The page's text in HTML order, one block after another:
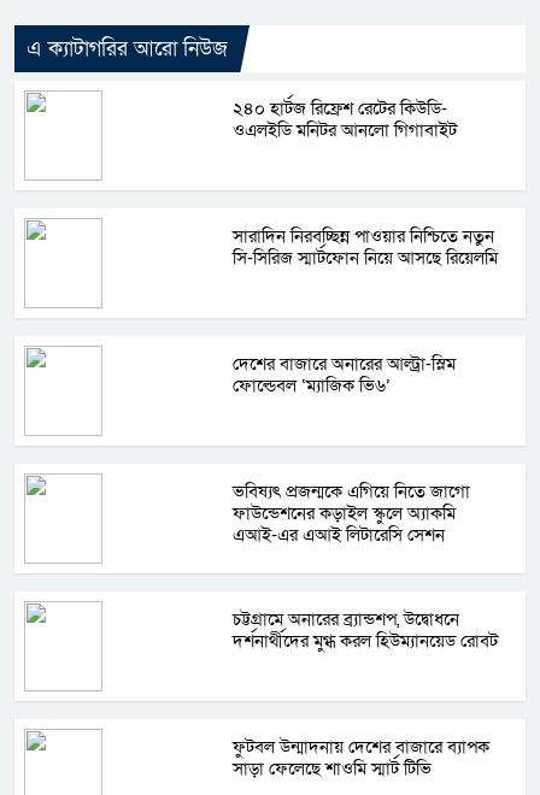
এ ক্যাটাগরির আরো নিউজ
২৪০ হার্টজ রিফ্রেশ রেটের কিউডি-
ওএলইডি মনিটর আনলো গিগাবাইট
সারাদিন নিরবচ্ছিন্ন পাওয়ার নিশ্চিতে নতুন
সি-সিরিজ স্মার্টফোন নিয়ে আসছে রিয়েলমি
দেশের বাজারে অনারের আল্ট্রা-স্লিম
ফোল্ডেবল ‘ম্যাজিক ভি৬’
ভবিষ্যৎ প্রজন্মকে এগিয়ে নিতে জাগো
ফাউন্ডেশনের কড়াইল স্কুলে অ্যাকমি
এআই-এর এআই লিটারেসি সেশন
চট্টগ্রামে অনারের ব্র্যান্ডশপ, উদ্বোধনে
দর্শনার্থীদের মুগ্ধ করল হিউম্যানয়েড রোবট
ফুটবল উন্মাদনায় দেশের বাজারে ব্যাপক
সাড়া ফেলেছে শাওমি স্মার্ট টিভি